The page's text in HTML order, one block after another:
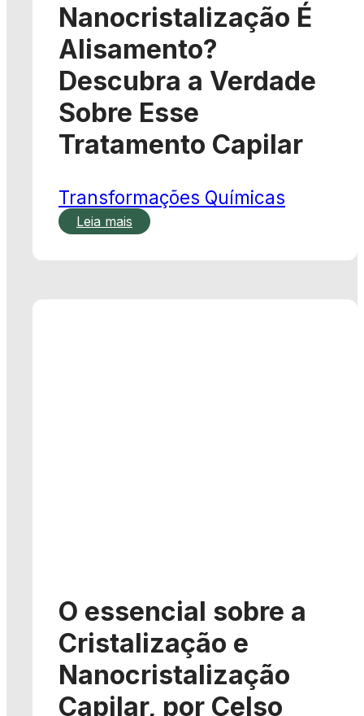
Nanocristalização É
Alisamento?
Descubra a Verdade
Sobre Esse
Tratamento Capilar
Transformações Químicas
Leia mais
O essencial sobre a
Cristalização e
Nanocristalização
Capilar, por Celso